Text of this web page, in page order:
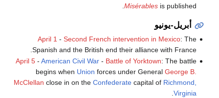
Misérablesis published.
أبريل-يونيو
April 1 - Second French intervention in Mexico: The
Spanish and the British end their alliance with France.
April 5- American Civil War- Battle of Yorktown: The battle
begins when Union forces under General George B.
McClellan close in on the Confederatecapital of Richmond,
Virginia